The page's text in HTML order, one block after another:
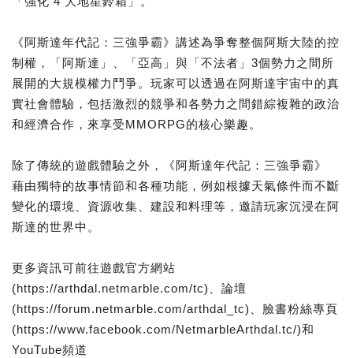
《阿斯達年代記：三強爭霸》講述為爭奪整個阿斯大陸的控
制權，「阿斯達」、「亞高」與「不法者」3個勢力之間所
展開的大規模權力鬥爭。玩家可以透過在阿斯達宇宙中的真
實社會體驗，包括激烈的競爭和各勢力之間錯綜複雜的政治
和經濟合作，來享受MMORPG的核心樂趣。
除了傳統的遊戲體驗之外，《阿斯達年代記：三強爭霸》
藉由獨特的故事情節和各種功能，例如根據天氣條件而不斷
變化的環境、資源收集、建設和料理等，邀請玩家沉浸在阿
斯達的世界中。
更多資訊可前往遊戲官方網站
(https://arthdal.netmarble.com/tc)、論壇
(https://forum.netmarble.com/arthdal_tc)、臉書粉絲專頁
(https://www.facebook.com/NetmarbleArthdal.tc/)和
YouTube頻道